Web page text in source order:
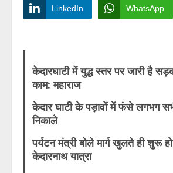
LinkedIn WhatsApp
केदारघाटी में युद्ध स्तर पर जारी है
काम: महाराज
केदार घाटी के पड़ावों में फंसे लगभग
निकाले
पर्यटन मंत्री बोले मार्ग खुलते ही शुरू
केदारनाथ यात्रा